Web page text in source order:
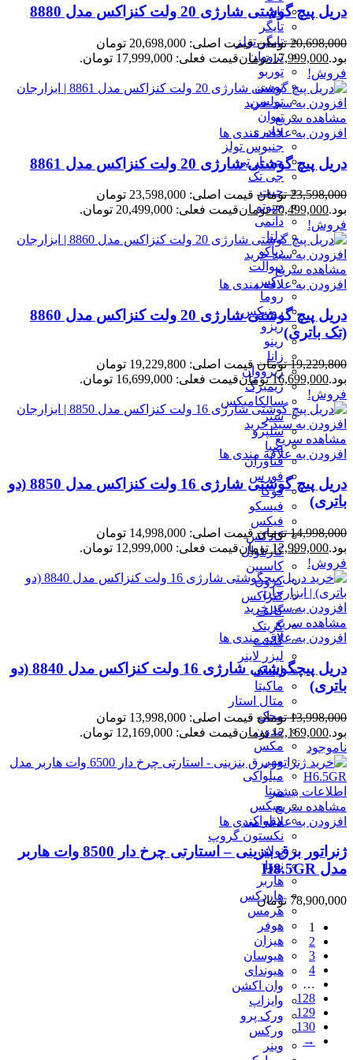
تام
تایگر
تایگر تولز
ترووان
توربو
توسن
تولسن
تیوان
جادری
جنیوس تولز
جی آر تی
جی تک
جیت
جیوتو
دانمی
دلتا
دیاکو
دیوالت
رکس
روما
رونیکس
ریزو
رینو
زانا
زیرووان
زیمبرگ
سالکامیکس
ستر
سلپرو
صبا
فناوران
فورس
فوکا
فیسکو
فیکس
کادکس
کارناوال
کاسپین
کرون
کنزاکس
گالف
گریتک
گلینت
لیزر لاینر
لیماک
ماکیتا
متال استار
محک
مدون
مکس
مهر
ميلواكى
میتا
میکس
میلواکی
نکستون گروپ
نولان
نووا
هاربر
هاردکس
هرمس
هوفر
هیزان
هیوسان
هیوندای
وان اکشن
وایزاپ
ورک پرو
ورکس
وینر
دریل پیچ گوشتی شارژی 20 ولت کنزاکس مدل 8880
20,698,000 تومان
قیمت اصلی: 20,698,000 تومان
بود.17,999,000 تومانقیمت فعلی: 17,999,000 تومان.
فروش!
افزودن به سبد خرید
مشاهده سریع
افزودن به علاقه مندی ها
دریل پیچ گوشتی شارژی 20 ولت کنزاکس مدل 8861
23,598,000 تومان
قیمت اصلی: 23,598,000 تومان
بود.20,499,000 تومانقیمت فعلی: 20,499,000 تومان.
فروش!
افزودن به سبد خرید
مشاهده سریع
افزودن به علاقه مندی ها
دریل پیچ گوشتی شارژی 20 ولت کنزاکس مدل 8860
(تک باتری)
19,229,800 تومان
قیمت اصلی: 19,229,800 تومان
بود.16,699,000 تومانقیمت فعلی: 16,699,000 تومان.
فروش!
افزودن به سبد خرید
مشاهده سریع
افزودن به علاقه مندی ها
دریل پیچ گوشتی شارژی 16 ولت کنزاکس مدل 8850 (دو
باتری)
14,998,000 تومان
قیمت اصلی: 14,998,000 تومان
بود.12,999,000 تومانقیمت فعلی: 12,999,000 تومان.
فروش!
افزودن به سبد خرید
مشاهده سریع
افزودن به علاقه مندی ها
دریل پیچگوشتی شارژی 16 ولت کنزاکس مدل 8840 (دو
باتری)
13,998,000 تومان
قیمت اصلی: 13,998,000 تومان
بود.12,169,000 تومانقیمت فعلی: 12,169,000 تومان.
ناموجود
اطلاعات بیشتر
مشاهده سریع
افزودن به علاقه مندی ها
ژنراتور برق بنزینی – استارتی چرخ دار 8500 وات هاربر
مدل H8.5GR
78,900,000 تومان
1
2
3
4
…
128
129
130
→